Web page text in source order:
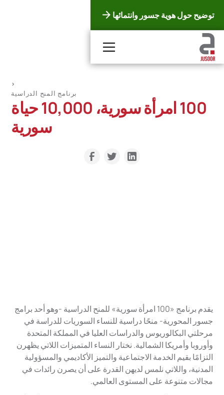
توضيح حول هوية جسور وانتمائها
<
برنامج المنح الدراسية
100 امرأة سورية، 10,000 حياة
سورية
يقدم برنامج «100 امرأة سورية» للمنح الدراسية -وهو أحد برامج
جسور المحورية- منحًا دراسية للنساء السوريات للدراسة في
مرحلتي البكالوريوس والدراسات العليا في المملكة المتحدة
وأوروبا وأمريكا الشمالية. نختار النساء المتميزات اللاتي يظهرن
التزامًا بقيم الخدمة الاجتماعية والتميز الأكاديمي والمسؤولية
المدنية، واللاتي نلمس لديهن القدرة على أن يصرن رائدات في
مجالات متنوعة على المستوى العالمي.